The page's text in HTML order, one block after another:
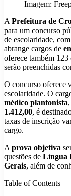
Imagem:
A Prefeitura de
para um concurso
de escolaridade,
abrange cargos de
oferece também 123
serão preenchidas
O concurso oferece
escolaridade. O
médico plantonista
1.412,00, é
taxas de inscrição
cargo.
A prova objetiva
questões de Língua
Gerais, além de
Table of Contents